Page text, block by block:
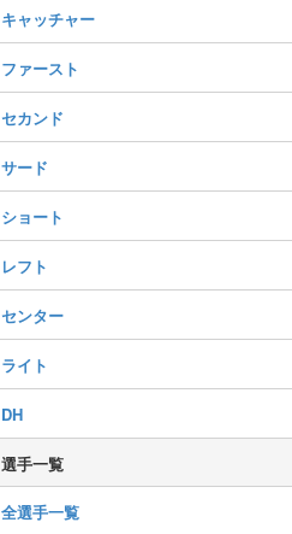
キャッチャー
ファースト
セカンド
サード
ショート
レフト
センター
ライト
DH
選手一覧
全選手一覧